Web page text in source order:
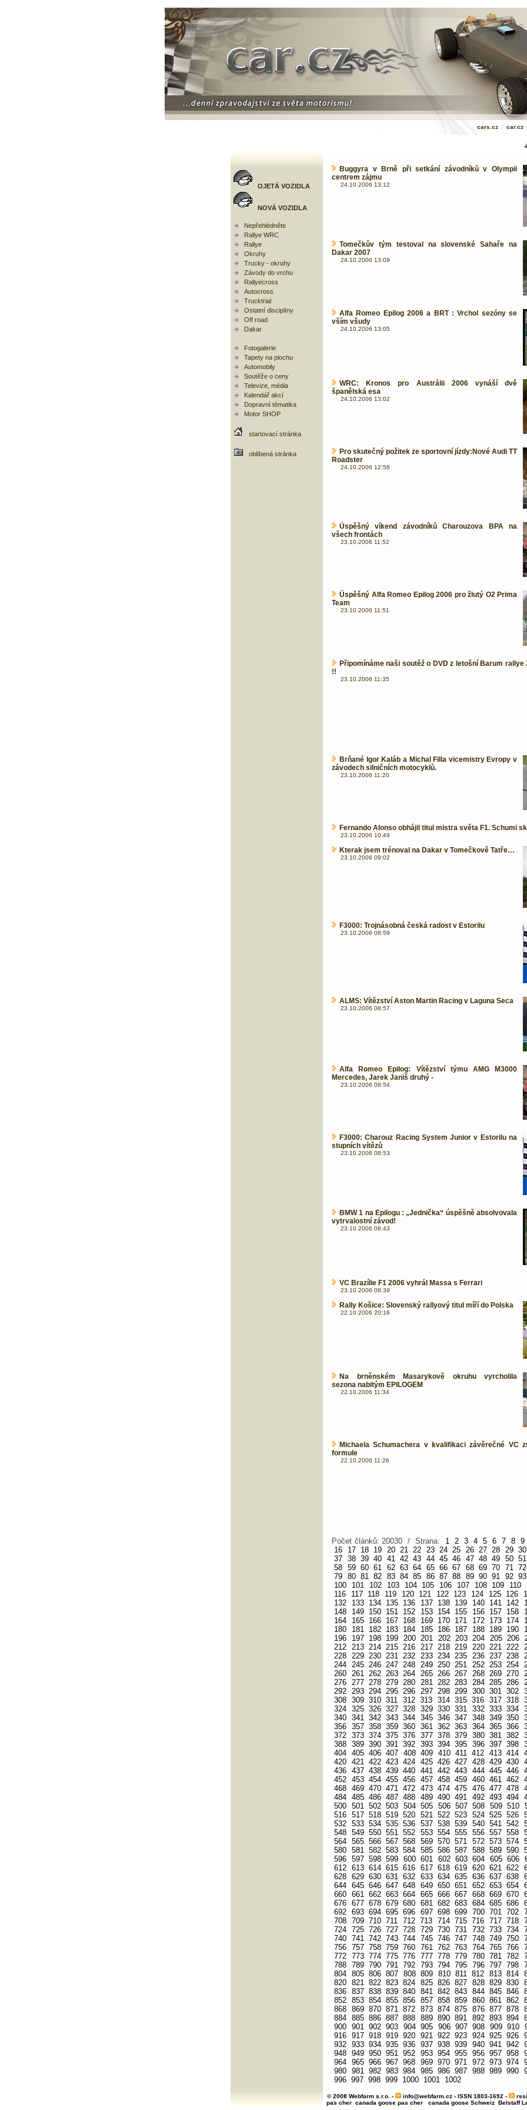
cars.cz | car.cz
OJETÁ VOZIDLA
NOVÁ VOZIDLA
Nepřehlédněte
Rallye WRC
Rallye
Okruhy
Trucky - okruhy
Závody do vrchu
Rallyecross
Autocross
Trucktrial
Ostatní disciplíny
Off road
Dakar
Fotogalerie
Tapety na plochu
Automobily
Soutěže o ceny
Televize, média
Kalendář akcí
Dopravní tématika
Motor SHOP
startovací stránka
oblíbená stránka
Buggyra v Brně při setkání závodníků v Olympii
centrem zájmu
24.10.2006 13:12
Tomečkův tým testoval na slovenské Sahaře na
Dakar 2007
24.10.2006 13:09
Alfa Romeo Epilog 2006 a BRT : Vrchol sezóny se
vším všudy
24.10.2006 13:05
WRC: Kronos pro Austrálii 2006 vynáší dvě
španělská esa
24.10.2006 13:02
Pro skutečný požitek ze sportovní jízdy:Nové Audi TT
Roadster
24.10.2006 12:58
Úspěšný víkend závodníků Charouzova BPA na
všech frontách
23.10.2006 11:52
Úspěšný Alfa Romeo Epilog 2006 pro žlutý O2 Prima
Team
23.10.2006 11:51
Připomínáme naši soutěž o DVD z letošní Barum rallye
!!
23.10.2006 11:35
Brňané Igor Kaláb a Michal Filla vicemistry Evropy v
závodech silničních motocyklů.
23.10.2006 11:20
Fernando Alonso obhájil titul mistra světa F1. Schumi
23.10.2006 10:49
Kterak jsem trénoval na Dakar v Tomečkově Tatře…
23.10.2006 09:02
F3000: Trojnásobná česká radost v Estorilu
23.10.2006 08:59
ALMS: Vítězství Aston Martin Racing v Laguna Seca
23.10.2006 08:57
Alfa Romeo Epilog: Vítězství týmu AMG M3000
Mercedes, Jarek Janiš druhý -
23.10.2006 08:54
F3000: Charouz Racing System Junior v Estorilu na
stupních vítězů
23.10.2006 08:53
BMW 1 na Epilogu : „Jednička“ úspěšně absolvovala
vytrvalostní závod!
23.10.2006 08:43
VC Brazílie F1 2006 vyhrál Massa s Ferrari
23.10.2006 08:39
Rally Košice: Slovenský rallyový titul míří do Polska
22.10.2006 20:16
Na brněnském Masarykově okruhu vyrcholila
sezona nabitým EPILOGEM
22.10.2006 11:34
Michaela Schumachera v kvalifikaci závěrečné VC
formule
22.10.2006 11:26
Počet článků: 20030 / Strana: 1 2 3 4 5 6 7 8 9
16
17 18 19 20 21 22 23 24 25 26 27 28 29 30
37 38 39 40 41 42 43 44 45 46 47 48 49 50 51
58 59 60 61 62 63 64 65 66 67 68 69 70 71 72
79 80 81 82 83 84 85 86 87 88 89 90 91 92 93
100
101 102 103 104 105 106 107 108 109 110
116
117 118 119 120 121 122 123 124 125 126
132
133 134 135 136 137 138 139 140 141 142
148
149 150 151 152 153 154 155 156 157 158
164
165 166 167 168 169 170 171 172 173 174
180
181 182 183 184 185 186 187 188 189 190
196
197 198 199 200 201 202 203 204 205 206
212 213 214 215 216 217 218 219 220 221 222
228 229 230 231 232 233 234 235 236 237 238
244 245 246 247 248 249 250 251 252 253 254
260 261 262 263 264 265 266 267 268 269 270
276 277 278 279 280 281 282 283 284 285 286
292 293 294 295 296 297 298 299 300 301 302
308 309 310 311 312 313 314 315 316 317 318
324 325 326 327 328 329 330 331 332 333 334
340 341 342 343 344 345 346 347 348 349 350
356 357 358 359 360 361 362 363 364 365 366
372 373 374 375 376 377 378 379 380 381 382
388 389 390 391 392 393 394 395 396 397 398
404 405 406 407 408 409 410 411 412 413 414
420 421 422 423 424 425 426 427 428 429 430
436 437 438 439 440 441 442 443 444 445 446
452 453 454 455 456 457 458 459 460 461 462
468 469 470 471 472 473 474 475 476 477 478
484 485 486 487 488 489 490 491 492 493 494
500 501 502 503 504 505 506 507 508 509 510
516 517 518 519 520 521 522 523 524 525 526
532 533 534 535 536 537 538 539 540 541 542
548 549 550 551 552 553 554 555 556 557 558
564 565 566 567 568 569 570 571 572 573 574
580 581 582 583 584 585 586 587 588 589 590
596 597 598 599 600 601 602 603 604 605 606
612 613 614 615 616 617 618 619 620 621 622
628 629 630 631 632 633 634 635 636 637 638
644 645 646 647 648 649 650 651 652 653 654
660 661 662 663 664 665 666 667 668 669 670
676 677 678 679 680 681 682 683 684 685 686
692 693 694 695 696 697 698 699 700 701 702
708 709 710 711 712 713 714 715 716 717 718
724 725 726 727 728 729 730 731 732 733 734
740 741 742 743 744 745 746 747 748 749 750
756 757 758 759 760 761 762 763 764 765 766
772 773 774 775 776 777 778 779 780 781 782
788 789 790 791 792 793 794 795 796 797 798
804 805 806 807 808 809 810 811 812 813 814
820 821 822 823 824 825 826 827 828 829 830
836 837 838 839 840 841 842 843 844 845 846
852 853 854 855 856 857 858 859 860 861 862
868 869 870 871 872 873 874 875 876 877 878
884 885 886 887 888 889 890 891 892 893 894
900 901 902 903 904 905 906 907 908 909 910
916 917 918 919 920 921 922 923 924 925 926
932 933 934 935 936 937 938 939 940 941 942
948 949 950 951 952 953 954 955 956 957 958
964 965 966 967 968 969 970 971 972 973 974
980 981 982 983 984 985 986 987 988 989 990
996 997 998 999 1000 1001 1002
© 2008 Webfarm s.r.o. - info@webfarm.cz- ISSN 1803-1692 -
pas cher canada goose pas cher canada goose Schweiz Belstaff